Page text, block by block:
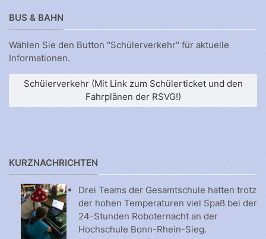
BUS & BAHN
Wählen Sie den Button "Schülerverkehr" für aktuelle
Informationen.
Schülerverkehr (Mit Link zum Schülerticket und den
Fahrplänen der RSVG!)
KURZNACHRICHTEN
Drei Teams der Gesamtschule hatten trotz
der hohen Temperaturen viel Spaß bei der
24-Stunden Roboternacht an der
Hochschule Bonn-Rhein-Sieg.